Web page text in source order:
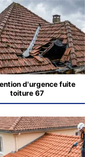
d'urgence fuite
toiture 67